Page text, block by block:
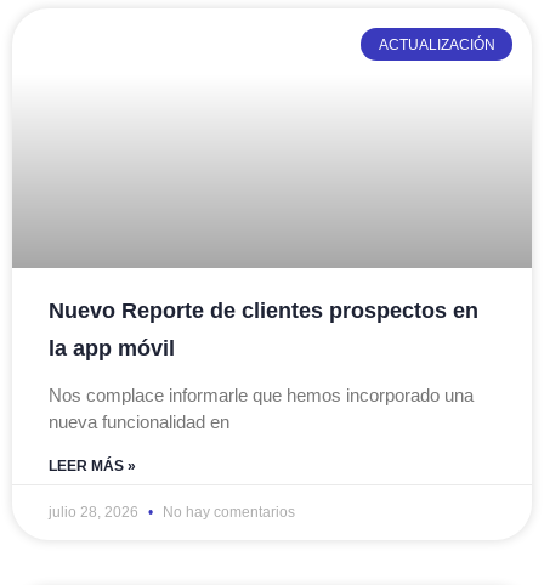
ACTUALIZACIÓN
Nuevo Reporte de clientes prospectos en
la app móvil
Nos complace informarle que hemos incorporado una
nueva funcionalidad en
LEER MÁS »
julio 28, 2026 No hay comentarios